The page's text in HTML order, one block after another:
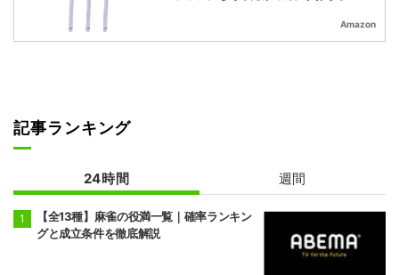
Amazon
記事ランキング
24時間 週間
【全13種】麻雀の役満一覧｜確率ランキン
グと成立条件を徹底解説